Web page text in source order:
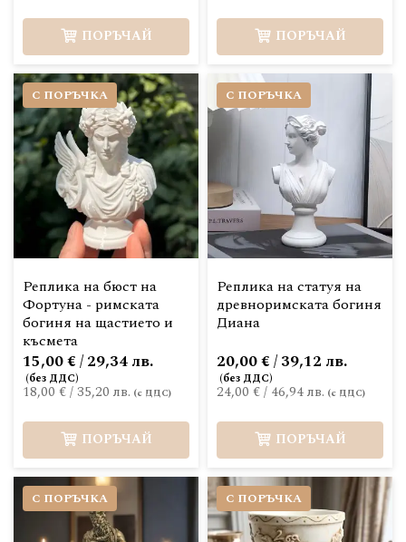
ПОРЪЧАЙ ПОРЪЧАЙ
С ПОРЪЧКА
Реплика на бюст на
Фортуна - римската
богиня на щастието и
късмета
18,00 €/ 35,20 лв.
15,00 € / 29,34 лв.
ПОРЪЧАЙ
С ПОРЪЧКА
Реплика на статуя на
древноримската богиня
Диана
24,00 €/ 46,94 лв.
20,00 € / 39,12 лв.
ПОРЪЧАЙ
С ПОРЪЧКА С ПОРЪЧКА